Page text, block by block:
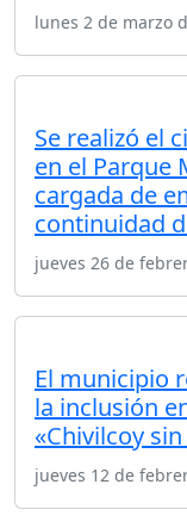
lunes 2 de marzo
Se realizó el
en el Parque
cargada de
continuidad
jueves 26 de
El municipio
la inclusión
«Chivilcoy
jueves 12 de